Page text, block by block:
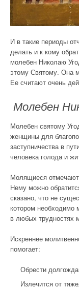
И в такие периоды
делать и к кому
молебен Николаю
этому Святому. Она
Ее считают очень
Молебен
Молебен святому
женщины для
заступничества в
человека голода и
Молящиеся
Нему можно
сказано, что не
котором
в любых трудностях
Искреннее
помогает:
Обрести
Излечится от